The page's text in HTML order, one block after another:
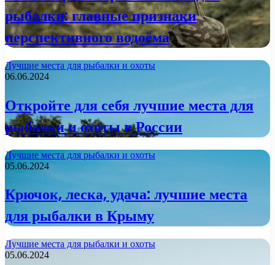
рыбалки: главные признаки
перспективного водоёма
Лучшие места для рыбалки и охоты
06.06.2024
Откройте для себя лучшие места для
рыбалки и охоты в России
Лучшие места для рыбалки и охоты
05.06.2024
Крючок, леска, удача: лучшие места
для рыбалки в Крыму
Лучшие места для рыбалки и охоты
05.06.2024